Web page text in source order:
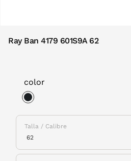
Ray Ban 4179 601S9A 62
color
Talla / Calibre